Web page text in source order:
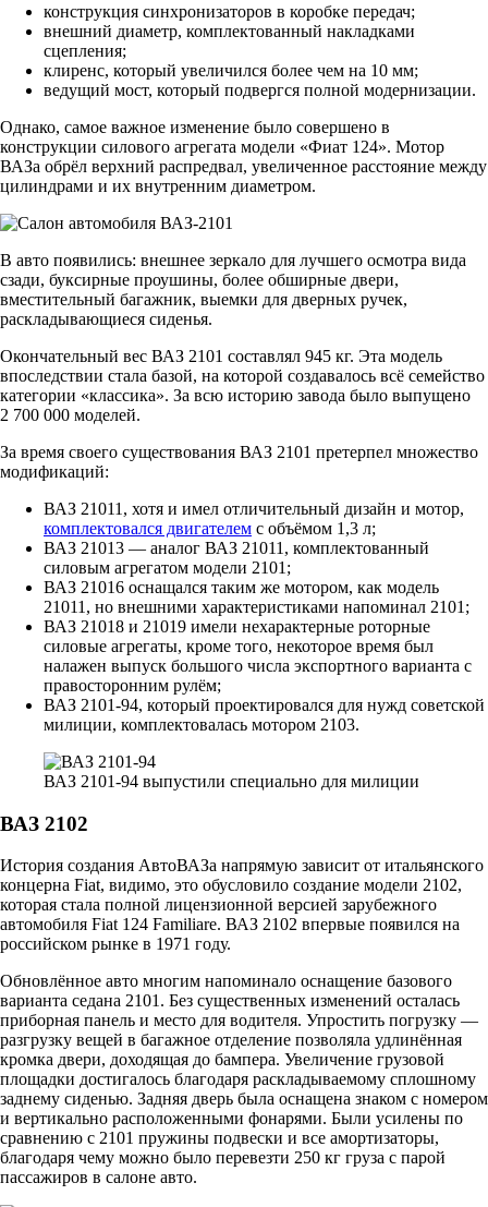
конструкция синхронизаторов в коробке передач;
внешний диаметр, комплектованный накладками
сцепления;
клиренс, который увеличился более чем на 10 мм;
ведущий мост, который подвергся полной модернизации.
Однако, самое важное изменение было совершено в
конструкции силового агрегата модели «Фиат 124». Мотор
ВАЗа обрёл верхний распредвал, увеличенное расстояние между
цилиндрами и их внутренним диаметром.
В авто появились: внешнее зеркало для лучшего осмотра вида
сзади, буксирные проушины, более обширные двери,
вместительный багажник, выемки для дверных ручек,
раскладывающиеся сиденья.
Окончательный вес ВАЗ 2101 составлял 945 кг. Эта модель
впоследствии стала базой, на которой создавалось всё семейство
категории «классика». За всю историю завода было выпущено
2 700 000 моделей.
За время своего существования ВАЗ 2101 претерпел множество
модификаций:
ВАЗ 21011, хотя и имел отличительный дизайн и мотор,
комплектовался двигателем с объёмом 1,3 л;
ВАЗ 21013 — аналог ВАЗ 21011, комплектованный
силовым агрегатом модели 2101;
ВАЗ 21016 оснащался таким же мотором, как модель
21011, но внешними характеристиками напоминал 2101;
ВАЗ 21018 и 21019 имели нехарактерные роторные
силовые агрегаты, кроме того, некоторое время был
налажен выпуск большого числа экспортного варианта с
правосторонним рулём;
ВАЗ 2101-94, который проектировался для нужд советской
милиции, комплектовалась мотором 2103.
ВАЗ 2101-94 выпустили специально для милиции
ВАЗ 2102
История создания АвтоВАЗа напрямую зависит от итальянского
концерна Fiat, видимо, это обусловило создание модели 2102,
которая стала полной лицензионной версией зарубежного
автомобиля Fiat 124 Familiare. ВАЗ 2102 впервые появился на
российском рынке в 1971 году.
Обновлённое авто многим напоминало оснащение базового
варианта седана 2101. Без существенных изменений осталась
приборная панель и место для водителя. Упростить погрузку —
разгрузку вещей в багажное отделение позволяла удлинённая
кромка двери, доходящая до бампера. Увеличение грузовой
площадки достигалось благодаря раскладываемому сплошному
заднему сиденью. Задняя дверь была оснащена знаком с номером
и вертикально расположенными фонарями. Были усилены по
сравнению с 2101 пружины подвески и все амортизаторы,
благодаря чему можно было перевезти 250 кг груза с парой
пассажиров в салоне авто.